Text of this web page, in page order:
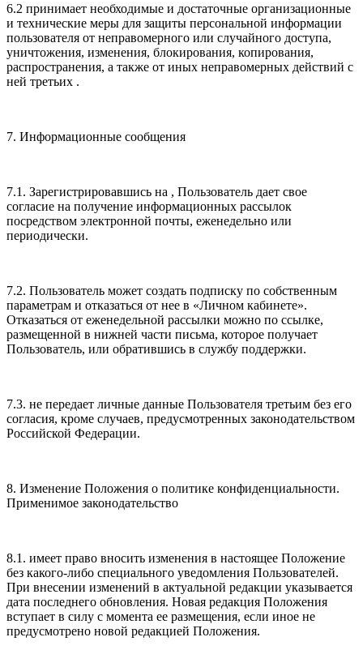
6.2 принимает необходимые и достаточные организационные
и технические меры для защиты персональной информации
пользователя от неправомерного или случайного доступа,
уничтожения, изменения, блокирования, копирования,
распространения, а также от иных неправомерных действий с
ней третьих .
7. Информационные сообщения
7.1. Зарегистрировавшись на , Пользователь дает свое
согласие на получение информационных рассылок
посредством электронной почты, еженедельно или
периодически.
7.2. Пользователь может создать подписку по собственным
параметрам и отказаться от нее в «Личном кабинете».
Отказаться от еженедельной рассылки можно по ссылке,
размещенной в нижней части письма, которое получает
Пользователь, или обратившись в службу поддержки.
7.3. не передает личные данные Пользователя третьим без его
согласия, кроме случаев, предусмотренных законодательством
Российской Федерации.
8. Изменение Положения о политике конфиденциальности.
Применимое законодательство
8.1. имеет право вносить изменения в настоящее Положение
без какого-либо специального уведомления Пользователей.
При внесении изменений в актуальной редакции указывается
дата последнего обновления. Новая редакция Положения
вступает в силу с момента ее размещения, если иное не
предусмотрено новой редакцией Положения.